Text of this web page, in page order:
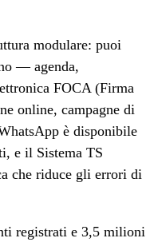
modulare: puoi
— agenda,
FOCA (Firma
online, campagne di
è disponibile
e il Sistema TS
che riduce gli errori di
registrati e 3,5 milioni